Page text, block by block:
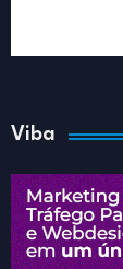
Viba